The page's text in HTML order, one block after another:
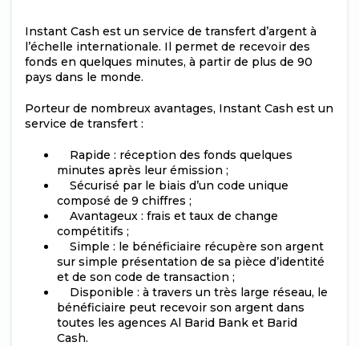
Instant Cash est un service de transfert d’argent à
l’échelle internationale. Il permet de recevoir des
fonds en quelques minutes, à partir de plus de 90
pays dans le monde.
Porteur de nombreux avantages, Instant Cash est un
service de transfert :
Rapide : réception des fonds quelques
minutes après leur émission ;
Sécurisé par le biais d’un code unique
composé de 9 chiffres ;
Avantageux : frais et taux de change
compétitifs ;
Simple : le bénéficiaire récupère son argent
sur simple présentation de sa pièce d’identité
et de son code de transaction ;
Disponible : à travers un très large réseau, le
bénéficiaire peut recevoir son argent dans
toutes les agences Al Barid Bank et Barid
Cash.